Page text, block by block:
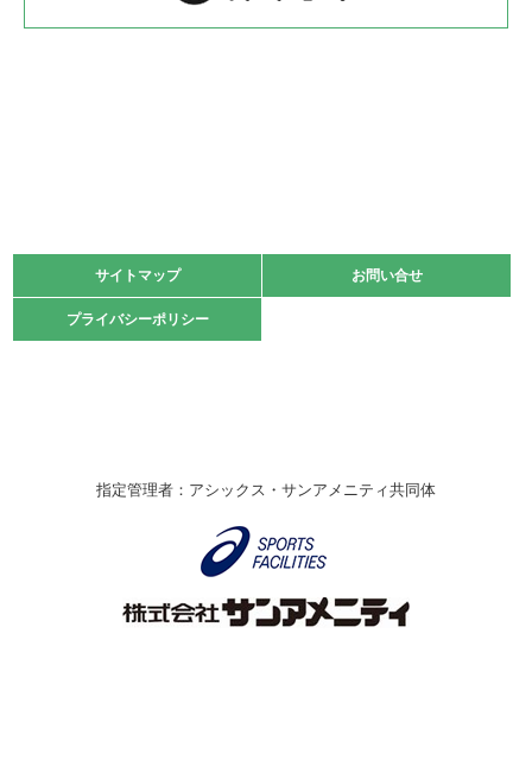
2022.05.22
緑ケ丘体育館
2021.10.23
卓球選手権大会ラージボールの部開催☆
伊丹市総合体育大会 バレーボール大会が開催されました
なわとびイベントを開催しました！
サイトマップ お問い合せ
プライバシーポリシー
サイトマップ お問い合せ
プライバシーポリシー
指定管理者：アシックス・サンアメニティ共同体